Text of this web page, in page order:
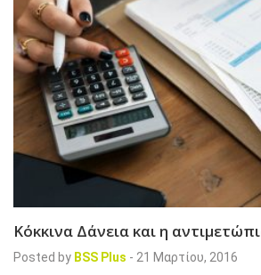
Κόκκινα Δάνεια και η
Posted by BSS Plus - 21 Μαρτίου, 2016